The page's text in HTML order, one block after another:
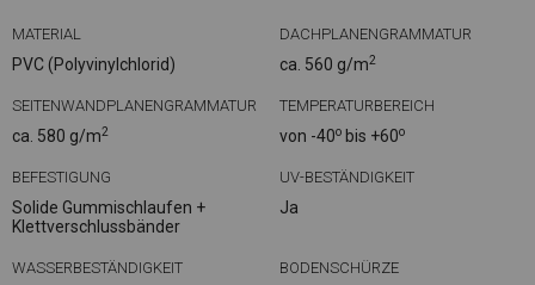
MATERIAL
PVC (Polyvinylchlorid)
DACHPLANENGRAMMATUR
ca. 560 g/m2
SEITENWANDPLANENGRAMMATUR
ca. 580 g/m2
TEMPERATURBEREICH
von -40o bis +60o
BEFESTIGUNG
Solide Gummischlaufen +
Klettverschlussbänder
UV-BESTÄNDIGKEIT
Ja
WASSERBESTÄNDIGKEIT BODENSCHÜRZE